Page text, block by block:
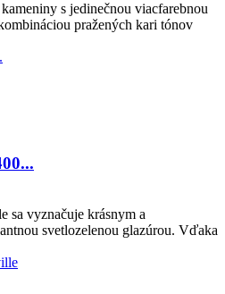
s jedinečnou viacfarebnou
pražených kari tónov
sa vyznačuje krásnym a
svetlozelenou glazúrou. Vďaka